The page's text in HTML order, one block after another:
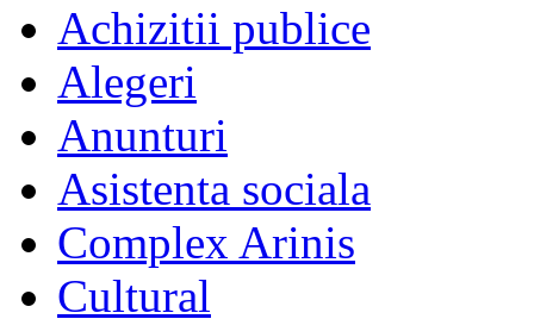
Achizitii publice
Alegeri
Anunturi
Asistenta sociala
Complex Arinis
Cultural